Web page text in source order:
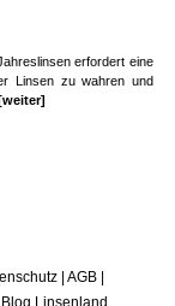
erfordert eine
Linsen zu wahren und
| AGB|
Blog Linsenland